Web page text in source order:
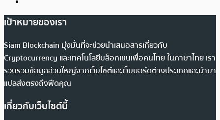
เป้าหมายของเรา
Siam Blockchain มุ่งมั่นที่จะช่วยนำเสนอสารเกี่ยวกับ
Cryptocurrency และเทคโนโลยีบล็อกเชนเพื่อคนไทย ในภาษาไทย เรา
รวบรวมข้อมูลส่วนใหญ่จากเว็บไซต์และเว็บบอร์ดต่างประเทศและนำมา
แปลส่งตรงถึงฟีดคุณ
เกี่ยวกับเว็บไซต์นี้